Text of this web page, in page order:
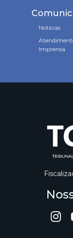
Notícias
Imprensa